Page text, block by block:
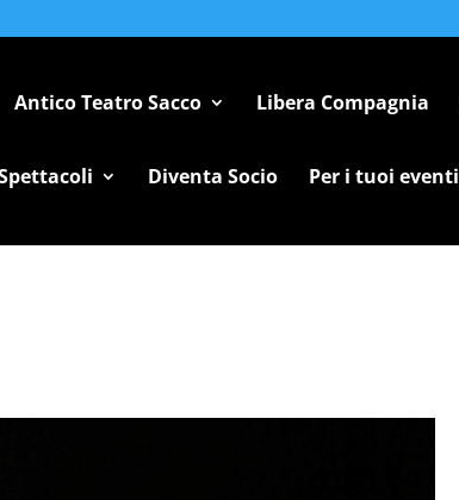
Antico Teatro Sacco Libera Compagnia
Diventa Socio Per i tuoi eventi